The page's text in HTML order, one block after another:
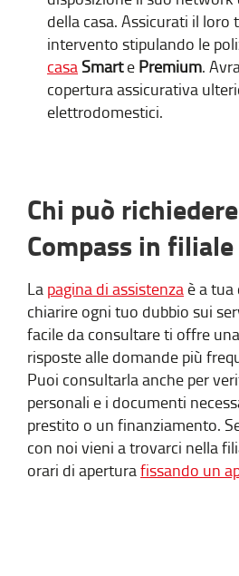
della casa. Assicurati il loro
intervento stipulando le
casaSmarte Premium.
copertura assicurativa
elettrodomestici.
Chi può
Compass in filiale
La pagina di assistenza è a
chiarire ogni tuo dubbio sui
facile da consultare ti offre
risposte alle domande più
Puoi consultarla anche per
personali e i documenti
prestito o un finanziamento.
con noi vieni a trovarci nella
orari di aperturafissando un